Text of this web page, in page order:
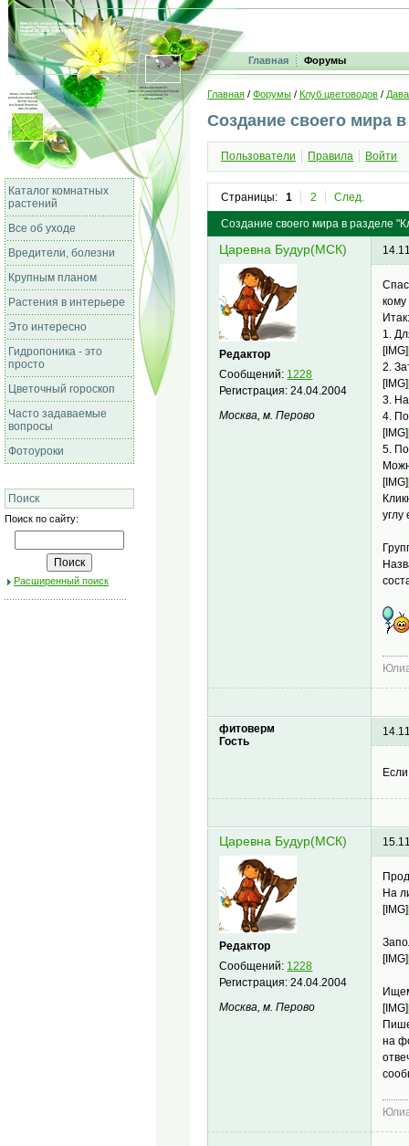
Главная Форумы
Каталог комнатных
растений
Все об уходе
Вредители, болезни
Крупным планом
Растения в интерьере
Это интересно
Гидропоника - это
просто
Цветочный гороскоп
Часто задаваемые
вопросы
Фотоуроки
Поиск
Поиск по сайту:
Расширенный поиск
Главная / Форумы / Клуб цветоводов /
Создание своего мира
Пользователи Правила Войти
Страницы: 1 2 След.
Создание своего мира в разделе
Царевна Будур(МСК)
Редактор
Сообщений: 1228
Регистрация:24.04.2004
Москва, м. Перово
1.
[IMG]
2.
[IMG]
3.
4.
[IMG]
5.
[IMG]
углу
фитоверм
Гость
Царевна Будур(МСК)
Редактор
Сообщений: 1228
Регистрация:24.04.2004
Москва, м. Перово
На
[IMG]
[IMG]
[IMG]
на